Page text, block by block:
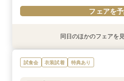
フェアを
特典あり
直前予約OK《2件目
比較検討フェア
特典あり
残2席＼憧れの和婚
イル相談×贅沢試食フ
特典あり
【料理重視の方必見
含む4万円相当試食×
特典あり
＼初見学の方へ☆フェ
体験×豪華試食
＼6名からOK★少人
見積もり相談会×試食付
同日のほかのフェアを
試食会 衣装試着 特典あり